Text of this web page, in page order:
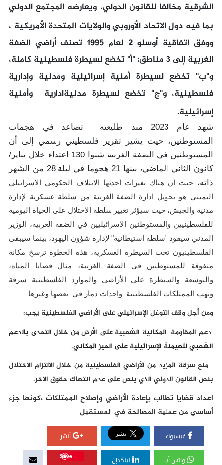
الشرقية مخالفا للقانون الدولي، ويعارضه المجتمع الدولي
بما فيه دول الاتحاد الأوروبي والولايات المتحدة الأمريكية ،
ووفق اتفاقية أوسلو 2 لعام 1995 تصنف أراضي الضفة
الغربية إلى 3 مناطق: "أ" تخضع لسيطرة فلسطينية كاملة،
و"ب" تخضع لسيطرة أمنية إسرائيلية ومدنية وإدارية
فلسطينية، و"ج" تخضع لسيطرة مدنيةادارية وأمنية
إسرائيلية.
شهد عام 2023 منذ طليعته تصاعد في هجمات
المستوطنين، حيث يشير تقرير فلسطيني رسمي إلى أن
المستوطنين في الضفة الغربية شنوا 130 اعتداء خلال يناير/
كانون الثاني الماضي، بينها 21 هجوما في ليلة 28 من الشهر
ذاته،
حيث أن هناك تغيرات احدثها الائتلاف الحكومي الاسرائيلي
اليميني هو تحويل ادارة الضفة الغربية من سلطة عسكرية لإدارة
مدنية والجيش، حيث سيؤثر تغيير سلطة الاحتلال على الحياة اليومية
للفلسطينيين والمستوطنين الإسرائيليين في الضفة الغربية، الوزير
المدني سيقود "سلطة استيطانية" لإدارة شؤون اليهود، بينما سيبقى
الفلسطينيون تحت السيطرة العسكرية، هذه الخطوة ترسخ مكانة
متفوقة للمستوطنين في
الضفة الغربية، مثال قضايا المياه،
والتوسعة والسيطرة على الأراضي والموارد الفلسطينية سرقة
ونهب الممتلكات الفلسطينية واحداث دمار في بعضها وغيرها
ومن أجل وقف التوغل الإسرائيلي على الأراضي الفلسطينية يجب:
دعم المقاومة المكانية الشعبية على الأرض من خلال التحدى بالدعم
الشعبي للهيمنةَ الإسرائيلية على الحيز المكاني.
منع سرقة المزيد من الأراضي الفلسطينية من خلال الالتزام الاختلال
بنص القانون الدولي الذي ينص على عدم انتهاك حقوق الاخر.
اعداد قضايا تطالب بإعادة الأراضي وإصلاح الممتلكات ،كونها جزء
أساسي من عملية المصالحة في المستقبل
فيسبوك أنشر
واتس آب لينكدإن
Save